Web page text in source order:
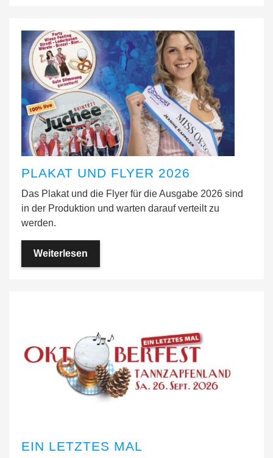
PLAKAT UND FLYER 2026
Das Plakat und die Flyer für die Ausgabe 2026 sind
in der Produktion und warten darauf verteilt zu
werden.
Weiterlesen
EIN LETZTES MAL